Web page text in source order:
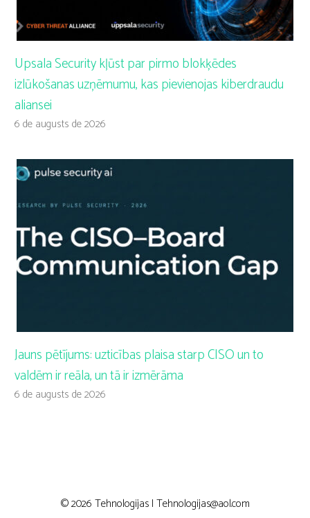
Upsala Security kļūst par pirmo blokķēdes
izlūkošanas uzņēmumu, kas pievienojas kiberdraudu
aliansei
6 de augusts de 2026
Jauns pētījums: uzticības plaisa starp CISO un to
valdēm ir reāla, un tā ir izmērāma
6 de augusts de 2026
© 2026 Tehnologijas | Tehnologijas@aol.com